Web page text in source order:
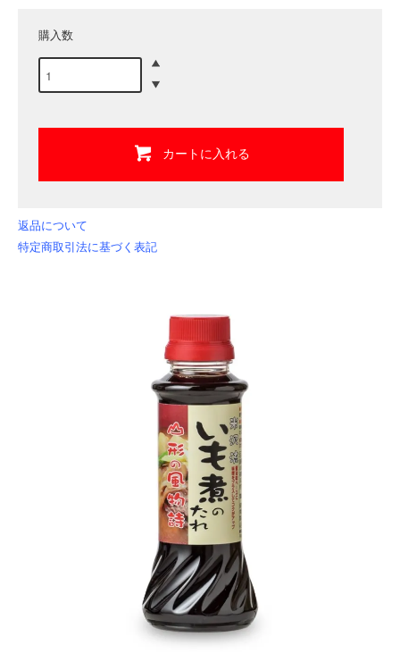
購入数
カートに入れる
返品について
特定商取引法に基づく表記